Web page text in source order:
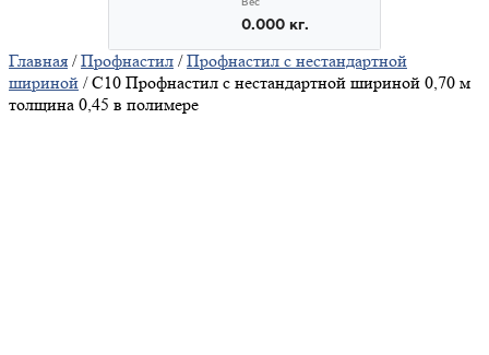
Главная /Профнастил /Профнастил с нестандартной
шириной / С10 Профнастил с нестандартной шириной 0,70 м
толщина 0,45 в полимере